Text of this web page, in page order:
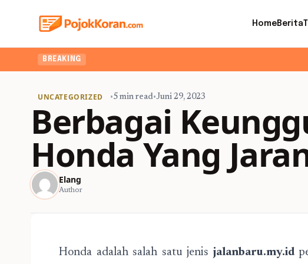
HomeBerita
BREAKING
UNCATEGORIZED •5 min read•Juni 29, 2023
Berbagai
Honda Yang
Elang
Author
Honda adalah salah satu jenis jalanbaru.my.id